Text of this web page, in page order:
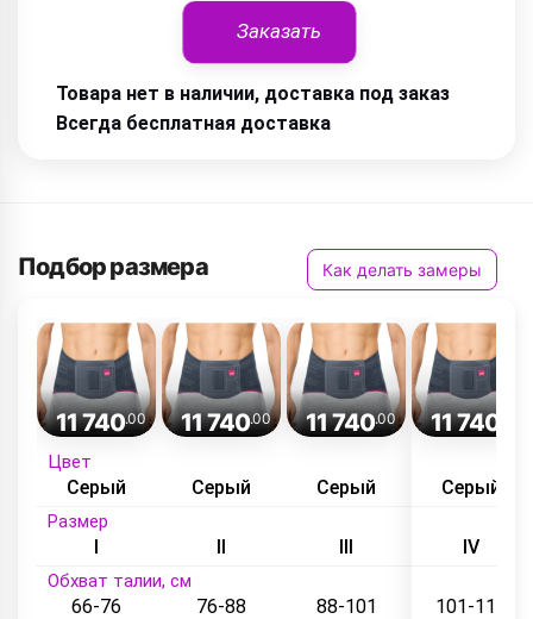
Заказать
Товара нет в наличии, доставка под заказ
Всегда бесплатная доставка
Подбор размера Как делать замеры
Цвет
Размер
Обхват талии, см
11 740.00
Серый
I
66-76
11 740.00
Серый
II
76-88
11 740.00
Серый
III
88-101
11 740
Серый
IV
101-115